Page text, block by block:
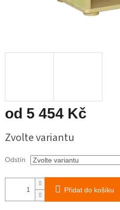
od 5 454 Kč
cena:
Zvolte variantu
Odstín
Přidat do košíku